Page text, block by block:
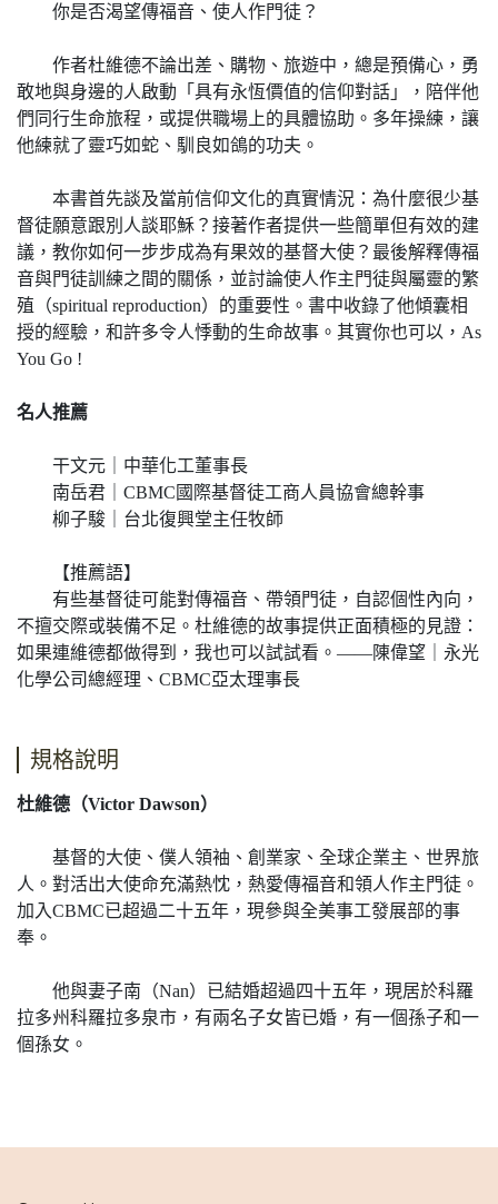
你是否渴望傳福音、使人作門徒？
作者杜維德不論出差、購物、旅遊中，總是預備心，勇
敢地與身邊的人啟動「具有永恆價值的信仰對話」，陪伴他
們同行生命旅程，或提供職場上的具體協助。多年操練，讓
他練就了靈巧如蛇、馴良如鴿的功夫。
本書首先談及當前信仰文化的真實情況：為什麼很少基
督徒願意跟別人談耶穌？接著作者提供一些簡單但有效的建
議，教你如何一步步成為有果效的基督大使？最後解釋傳福
音與門徒訓練之間的關係，並討論使人作主門徒與屬靈的繁
殖（spiritual reproduction）的重要性。書中收錄了他傾囊相
授的經驗，和許多令人悸動的生命故事。其實你也可以，As
You Go !
名人推薦
干文元｜中華化工董事長
南岳君｜CBMC國際基督徒工商人員協會總幹事
柳子駿｜台北復興堂主任牧師
【推薦語】
有些基督徒可能對傳福音、帶領門徒，自認個性內向，
不擅交際或裝備不足。杜維德的故事提供正面積極的見證：
如果連維德都做得到，我也可以試試看。——陳偉望｜永光
化學公司總經理、CBMC亞太理事長
規格說明
杜維德（Victor Dawson）
基督的大使、僕人領袖、創業家、全球企業主、世界旅
人。對活出大使命充滿熱忱，熱愛傳福音和領人作主門徒。
加入CBMC已超過二十五年，現參與全美事工發展部的事
奉。
他與妻子南（Nan）已結婚超過四十五年，現居於科羅
拉多州科羅拉多泉市，有兩名子女皆已婚，有一個孫子和一
個孫女。